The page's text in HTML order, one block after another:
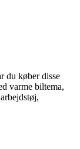
du køber disse
varme biltema,